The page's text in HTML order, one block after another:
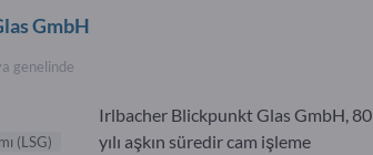
GmbH
genelinde
(LSG)
Irlbacher Blickpunkt Glas GmbH, 80
yılı aşkın süredir cam işleme